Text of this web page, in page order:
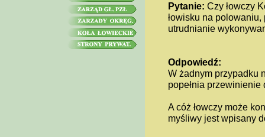
Pytanie: Czy łowczy
łowisku na
utrudnianie
Odpowiedź:
W żadnym przypadku
popełnia przewinienie
A cóż łowczy może
myśliwy jest wpisany